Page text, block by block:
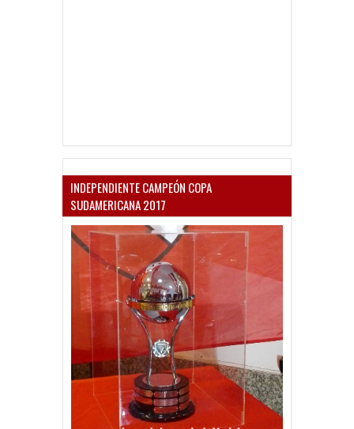
INDEPENDIENTE CAMPEÓN COPA
SUDAMERICANA 2017